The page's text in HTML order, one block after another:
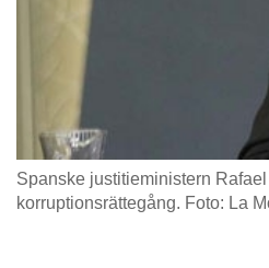
Spanske justitieministern
korruptionsrättegång. Foto: La